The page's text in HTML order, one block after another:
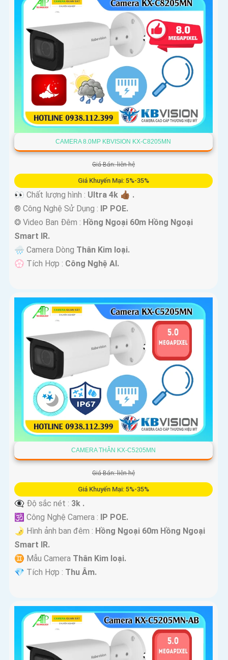
CAMERA 8.0MP KBVISION KX-C8205MN
Giá Bán: liên hệ
Giá Khuyến Mại: 5%-35%
️
👀 Chất lượng hình : Ultra 4k 👍🏾 .
®️ Công Nghệ Sử Dụng : IP POE.
❂ Video Ban Đêm : Hồng Ngoại 60m Hồng Ngoại
Smart IR.
🌧️ Camera Dòng Thân Kim loại.
️💮 Tích Hợp : Công Nghệ AI.
CAMERA THÂN KX-C5205MN
Giá Bán: liên hệ
Giá Khuyến Mại: 5%-35%
👁️‍🗨 Độ sắc nét : 3k .
🕉️ Công Nghệ Camera : IP POE.
🌛 Hình ảnh ban đêm : Hồng Ngoại 60m Hồng Ngoại
Smart IR.
♊ Mẫu Camera Thân Kim loại.
️💎 Tích Hợp : Thu Âm.